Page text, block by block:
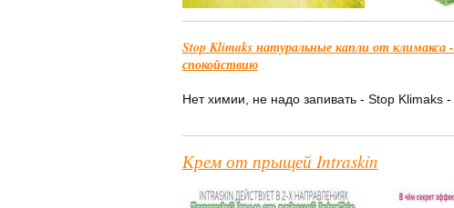
Stop Klimaks натуральные капли от
спокойствию
Нет химии, не надо запивать - Stop Klimaks -
Крем от прыщей Intraskin